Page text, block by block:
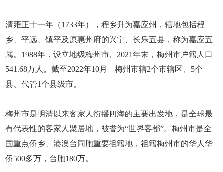
清雍正十一年（1733年），程乡升为嘉应州，辖地包括程
乡、平远、镇平及原惠州府的兴宁、长乐五县，称为嘉应五
属。1988年，设立地级梅州市。2021年末，梅州市户籍人口
541.68万人。截至2022年10月，梅州市辖2个市辖区、5个
县、代管1个县级市。
梅州市是明清以来客家人衍播四海的主要出发地，是全球最
有代表性的客家人聚居地，被誉为“世界客都”。梅州市是全
国重点侨乡、港澳台同胞重要祖籍地，祖籍梅州市的华人华
侨500多万，台胞180万。